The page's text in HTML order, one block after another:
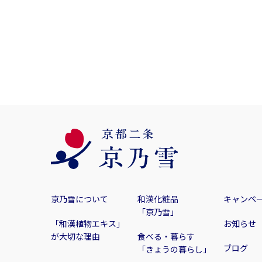
京乃雪について
「和漢植物エキス」
が大切な理由
和漢化粧品
「京乃雪」
食べる・暮らす
「きょうの暮らし」
キャンペ
お知らせ
ブログ